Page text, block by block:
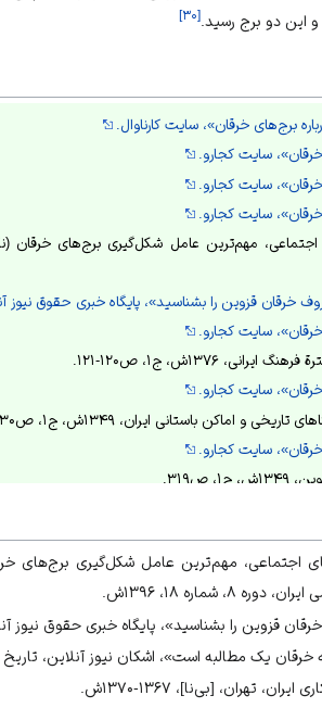
این دو برج رسید. [۳۰]
برج‌های خرقان»،‌ سایت کارناوال.
سایت کجارو.
سایت کجارو.
سایت کجارو.
خرقان قزوین را بشناسید»، پایگاه خبری حقوق نیوز
سایت کجارو.
۱۳۷۶ش، ج۱، ص۱۲۰-۱۲۱.
سایت کجارو.
و اماکن باستانی ایران، ۱۳۴۹ش، ج۱، ص۲۳۰.
سایت کجارو.
ص۳۱۹.
ص۳۳۵.
سایت کجارو.
اسلامی و هنرهای دستی، ۱۳۶۵ش، ج۱، ص۲۲۴-۲۲۵.
سایت کجارو.
اجتماعی، مهم‌ترین عامل شکل‌گیری برج‌های
شماره ۱۸، ۱۳۹۶ش.
را بشناسید»، پایگاه خبری حقوق نیوز آنلاین، تاریخ
یک مطالبه است»، اشکان نیوز آنلاین، تاریخ درج مطلب:
تهران، [بی‌نا]، ۱۳۶۷-۱۳۷۰ش.